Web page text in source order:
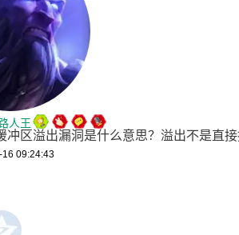
人王
冲区溢出漏洞是什么意思？溢出不是直
09:24:43